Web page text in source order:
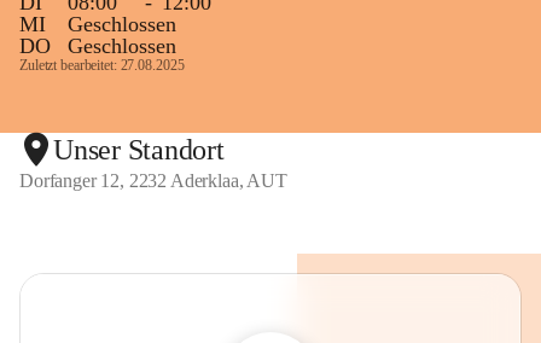
technisch notwendige Betriebszustände so
kurz wie möglich zu halten.
Glück Auf!
MI
Geschlossen
DO
Geschlossen
Zuletzt bearbeitet: 27.08.2025
Unser Standort
Dorfanger 12, 2232 Aderklaa, AUT